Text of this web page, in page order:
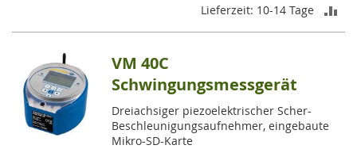
Lieferzeit: 10-14 Tage
VM 40C
Schwingungsmessgerät
Dreiachsiger piezoelektrischer Scher-
Beschleunigungsaufnehmer, eingebaute
Mikro-SD-Karte